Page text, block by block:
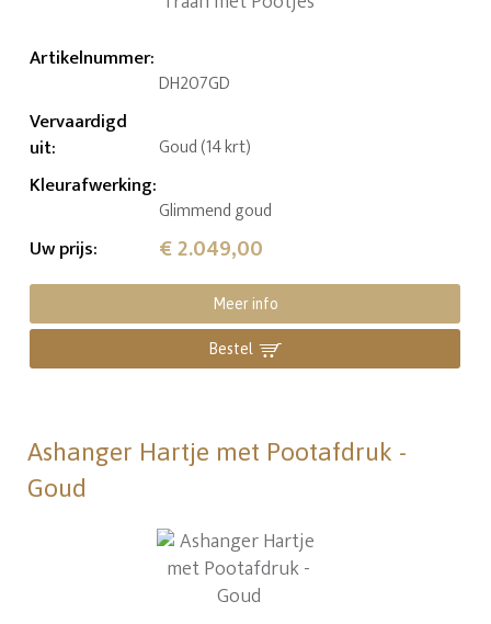
Artikelnummer:
DH207GD
Vervaardigd
uit: Goud (14 krt)
Kleurafwerking:
Glimmend goud
Uw prijs: € 2.049,00
Meer info
Bestel
Ashanger Hartje met Pootafdruk -
Goud